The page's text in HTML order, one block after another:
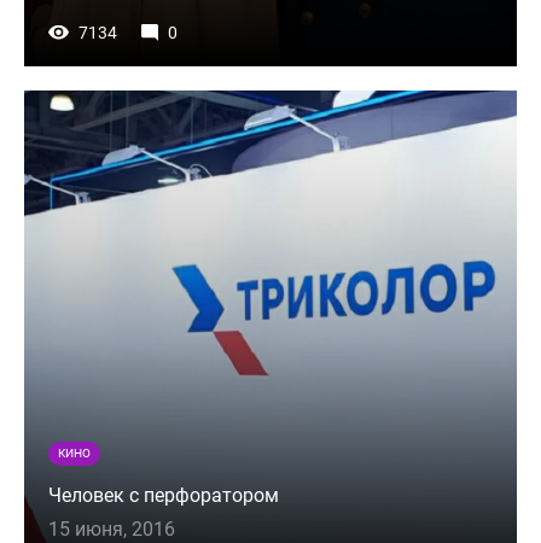
7134 0
КИНО
Человек с перфоратором
15 июня, 2016